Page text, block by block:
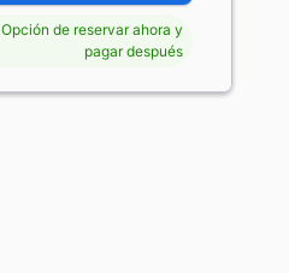
Opción de reservar ahora y
pagar después